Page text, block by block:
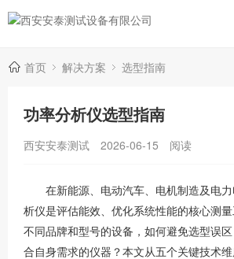
首页 解决方案 选型指南
功率分析仪选型指南
西安安泰测试 2026-06-15 阅读
在新能源、电动汽车、电机制造及电
析仪是评估能效、优化系统性能的核心测
不同品牌和型号的设备，如何避免选型误
合自身需求的仪器？本文从五个关键技术